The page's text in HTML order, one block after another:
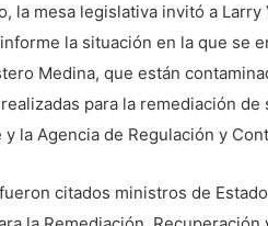
la mesa legislativa invitó a
la situación en la que se
Medina, que están
para la remediación
y la Agencia de Regulación y
citados ministros de